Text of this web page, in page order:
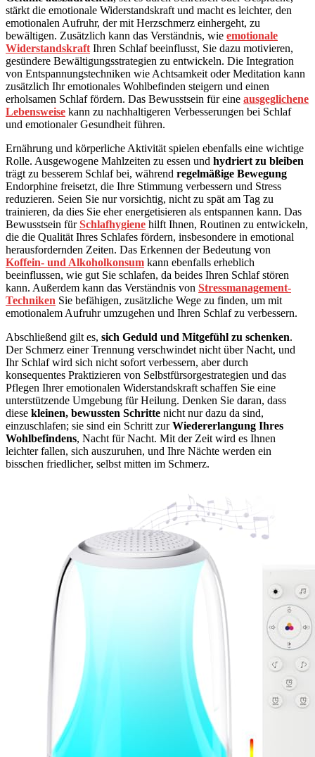
stärkt die emotionale Widerstandskraft und macht es leichter, den
emotionalen Aufruhr, der mit Herzschmerz einhergeht, zu
bewältigen. Zusätzlich kann das Verständnis, wie emotionale
Widerstandskraft Ihren Schlaf beeinflusst, Sie dazu motivieren,
gesündere Bewältigungsstrategien zu entwickeln. Die Integration
von Entspannungstechniken wie Achtsamkeit oder Meditation kann
zusätzlich Ihr emotionales Wohlbefinden steigern und einen
erholsamen Schlaf fördern. Das Bewusstsein für eine ausgeglichene
Lebensweise kann zu nachhaltigeren Verbesserungen bei Schlaf
und emotionaler Gesundheit führen.
Ernährung und körperliche Aktivität spielen ebenfalls eine wichtige
Rolle. Ausgewogene Mahlzeiten zu essen und hydriert zu bleiben
trägt zu besserem Schlaf bei, während regelmäßige Bewegung
Endorphine freisetzt, die Ihre Stimmung verbessern und Stress
reduzieren. Seien Sie nur vorsichtig, nicht zu spät am Tag zu
trainieren, da dies Sie eher energetisieren als entspannen kann. Das
Bewusstsein fürSchlafhygiene hilft Ihnen, Routinen zu entwickeln,
die die Qualität Ihres Schlafes fördern, insbesondere in emotional
herausfordernden Zeiten. Das Erkennen der Bedeutung von
Koffein- und Alkoholkonsum kann ebenfalls erheblich
beeinflussen, wie gut Sie schlafen, da beides Ihren Schlaf stören
kann. Außerdem kann das Verständnis von Stressmanagement-
Techniken Sie befähigen, zusätzliche Wege zu finden, um mit
emotionalem Aufruhr umzugehen und Ihren Schlaf zu verbessern.
Abschließend gilt es, sich Geduld und Mitgefühl zu schenken.
Der Schmerz einer Trennung verschwindet nicht über Nacht, und
Ihr Schlaf wird sich nicht sofort verbessern, aber durch
konsequentes Praktizieren von Selbstfürsorgestrategien und das
Pflegen Ihrer emotionalen Widerstandskraft schaffen Sie eine
unterstützende Umgebung für Heilung. Denken Sie daran, dass
diese kleinen, bewussten Schritte nicht nur dazu da sind,
einzuschlafen; sie sind ein Schritt zurWiedererlangung Ihres
Wohlbefindens, Nacht für Nacht. Mit der Zeit wird es Ihnen
leichter fallen, sich auszuruhen, und Ihre Nächte werden ein
bisschen friedlicher, selbst mitten im Schmerz.